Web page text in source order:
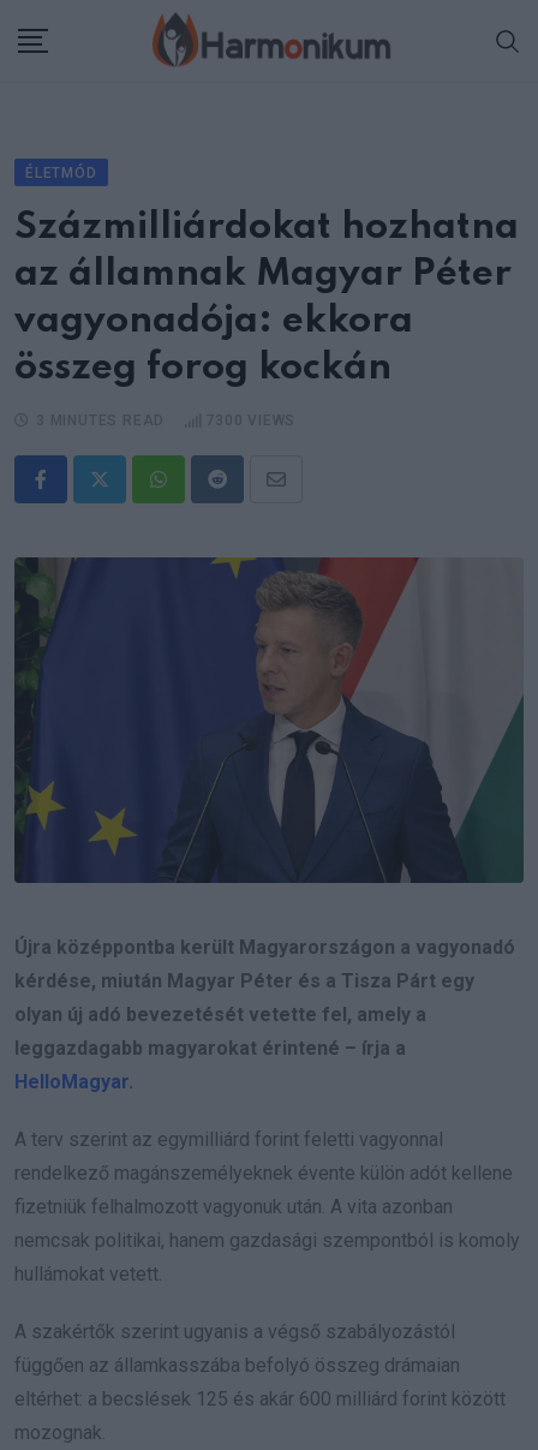
ÉLETMÓD
Százmilliárdokat hozhatna
az államnak Magyar Péter
vagyonadója: ekkora
összeg forog kockán
WhatsappRedditShare
Email
Újra középpontba került Magyarországon a vagyonadó
kérdése, miután Magyar Péter és a Tisza Párt egy
olyan új adó bevezetését vetette fel, amely a
leggazdagabb magyarokat érintené – írja a
HelloMagyar.
A terv szerint az egymilliárd forint feletti vagyonnal
rendelkező magánszemélyeknek évente külön adót kellene
fizetniük felhalmozott vagyonuk után. A vita azonban
nemcsak politikai, hanem gazdasági szempontból is komoly
hullámokat vetett.
A szakértők szerint ugyanis a végső szabályozástól
függően az államkasszába befolyó összeg drámaian
eltérhet: a becslések 125 és akár 600 milliárd forint között
mozognak.